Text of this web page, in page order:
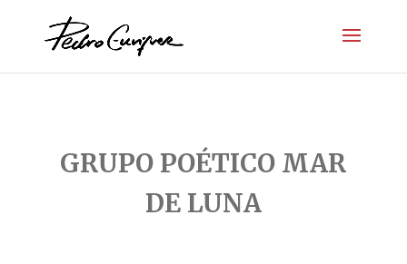
GRUPO POÉTICO MAR
DE LUNA